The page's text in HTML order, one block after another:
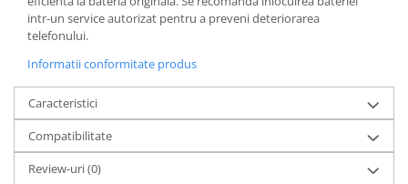
IPOD
Lenovo
LG
Nokia
Samsung
Sony
intr-un service autorizat pentru a preveni deteriorarea
telefonului.
Informatii conformitate produs
Caracteristici
Compatibilitate
Review-uri(0)